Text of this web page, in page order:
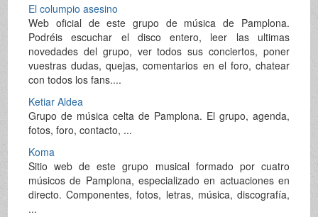
El columpio asesino
Web oficial de este grupo de música de Pamplona.
Podréis escuchar el disco entero, leer las ultimas
novedades del grupo, ver todos sus conciertos, poner
vuestras dudas, quejas, comentarios en el foro, chatear
con todos los fans....
Ketiar Aldea
Grupo de música celta de Pamplona. El grupo, agenda,
fotos, foro, contacto, ...
Koma
Sitio web de este grupo musical formado por cuatro
músicos de Pamplona, especializado en actuaciones en
directo. Componentes, fotos, letras, música, discografía,
...